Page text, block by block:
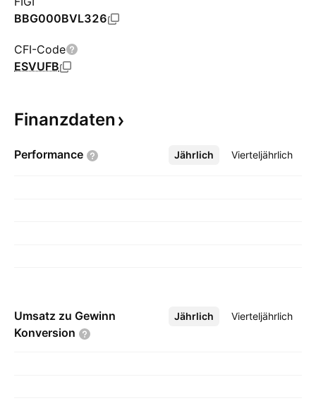
BBG000BVL326
CFI-Code
ESVUFB
Finanzdaten
Performance Jährlich Vierteljährlich
Mehr
Umsatz zu Gewinn
Konversion
Jährlich Vierteljährlich
Mehr